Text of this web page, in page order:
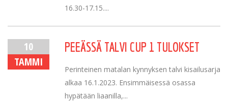
16.30-17.15....
10
TAMMI
PEEÄSSÄ TALVI CUP 1 TULOKSET
Perinteinen matalan kynnyksen talvi kisailusarja
alkaa 16.1.2023. Ensimmäisessä osassa
hypätään liaanilla,...